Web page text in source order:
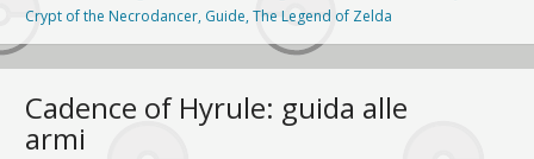
a
boss
e
Crypt of the Necrodancer, Guide,The Legend of Zelda
Cadence of Hyrule: guida alle
armi